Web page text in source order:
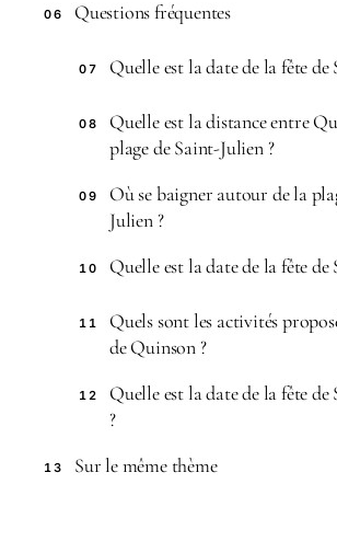
06 Questions fréquentes
07 Quelle est la date de la fête
08
Quelle est la distance entre
plage de Saint-Julien ?
09
Où se baigner autour de la
Julien ?
10 Quelle est la date de la fête de
11
Quels sont les activités
de Quinson ?
12
Quelle est la date de la fête
?
13 Sur le même thème